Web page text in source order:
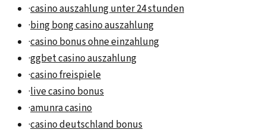
·casino auszahlung unter 24 stunden
·bing bong casino auszahlung
·casino bonus ohne einzahlung
·ggbet casino auszahlung
·casino freispiele
·live casino bonus
·amunra casino
·casino deutschland bonus